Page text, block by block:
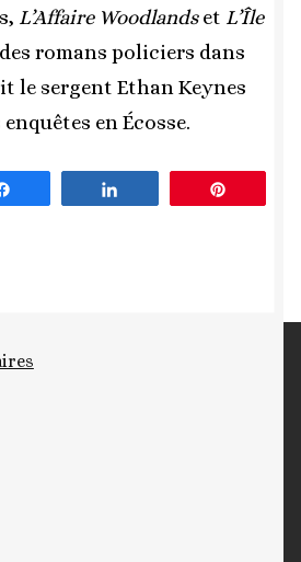
L’Affaire Woodlandset L’Île
romans policiers dans
le sergent Ethan Keynes
enquêtes en Écosse.